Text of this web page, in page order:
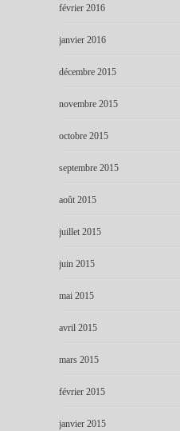
février 2016
janvier 2016
décembre 2015
novembre 2015
octobre 2015
septembre 2015
août 2015
juillet 2015
juin 2015
mai 2015
avril 2015
mars 2015
février 2015
janvier 2015